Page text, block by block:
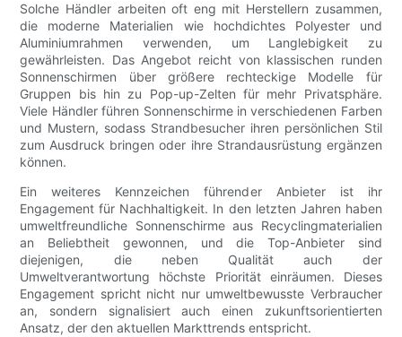
Solche Händler arbeiten oft eng mit Herstellern zusammen,
die moderne Materialien wie hochdichtes Polyester und
Aluminiumrahmen verwenden, um Langlebigkeit zu
gewährleisten. Das Angebot reicht von klassischen runden
Sonnenschirmen über größere rechteckige Modelle für
Gruppen bis hin zu Pop-up-Zelten für mehr Privatsphäre.
Viele Händler führen Sonnenschirme in verschiedenen Farben
und Mustern, sodass Strandbesucher ihren persönlichen Stil
zum Ausdruck bringen oder ihre Strandausrüstung ergänzen
können.
Ein weiteres Kennzeichen führender Anbieter ist ihr
Engagement für Nachhaltigkeit. In den letzten Jahren haben
umweltfreundliche Sonnenschirme aus Recyclingmaterialien
an Beliebtheit gewonnen, und die Top-Anbieter sind
diejenigen, die neben Qualität auch der
Umweltverantwortung höchste Priorität einräumen. Dieses
Engagement spricht nicht nur umweltbewusste Verbraucher
an, sondern signalisiert auch einen zukunftsorientierten
Ansatz, der den aktuellen Markttrends entspricht.